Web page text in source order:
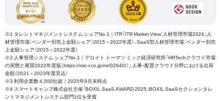
※1 タレントマネジメントシステム シェアNo.1｜ITR「ITR Market View：人材管理市場2024」人
材管理市場：ベンダー別売上金額シェア（2015～2022年度）、SaaS型人材管理市場：ベンダー別売
上金額シェア（2015～2022年度）
※2 人事管理システム シェアNo.1｜デロイト トーマツ ミック経済研究所「HRTechクラウド市場
の実態と展望2022年度版（https://mic-r.co.jp/mr/02640/）」 人事・配置クラウド分野における出荷
金額（2021～2023年度見込）
※3 利用企業数 4,500社超｜2025年9月末時点
※4 スマートキャンプ株式会社主催「BOXIL SaaS AWARD 2025」BOXIL SaaSセクションタレ
ントマネジメントシステム部門1位を受賞